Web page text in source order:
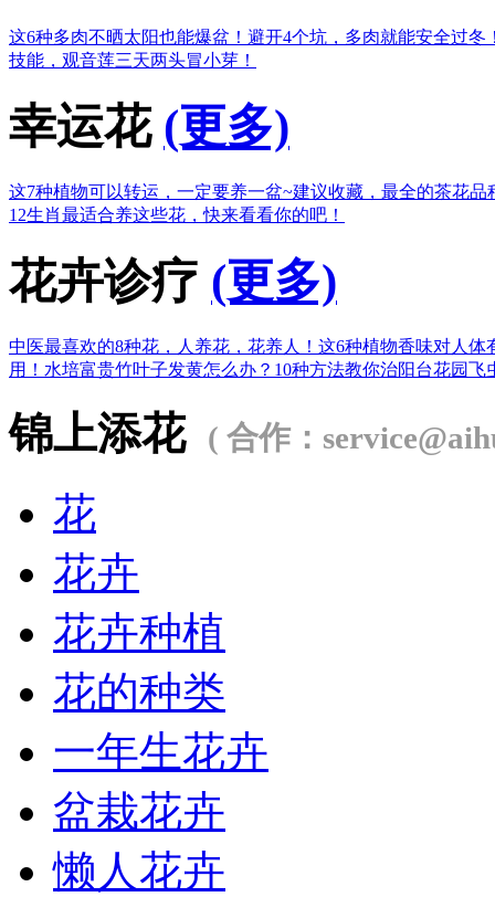
这6种多肉不晒太阳也能爆盆！ 避开4个坑，多肉就能安全过冬
技能，观音莲三天两头冒小芽！
幸运花 (更多)
这7种植物可以转运，一定要养一盆~建议收藏，最全的茶花品
12生肖最适合养这些花，快来看看你的吧！
花卉诊疗 (更多)
中医最喜欢的8种花，人养花，花养人！ 这6种植物香味对人体
用！ 水培富贵竹叶子发黄怎么办？ 10种方法教你治阳台花园飞
锦上添花 ( 合作：
花
花卉
花卉种植
花的种类
一年生花卉
盆栽花卉
懒人花卉